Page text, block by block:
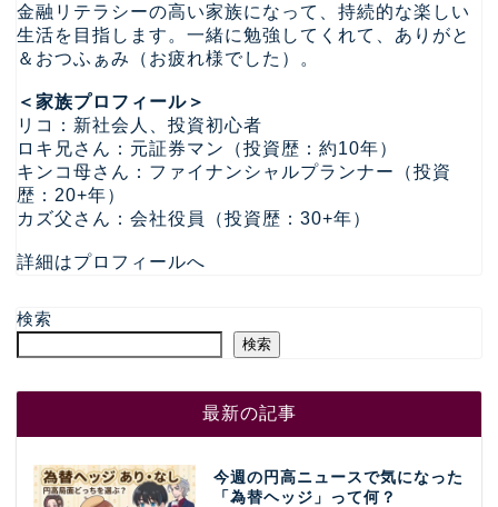
金融リテラシーの高い家族になって、持続的な楽しい
生活を目指します。一緒に勉強してくれて、ありがと
＆おつふぁみ（お疲れ様でした）。
＜家族プロフィール＞
リコ：新社会人、投資初心者
ロキ兄さん：元証券マン（投資歴：約10年）
キンコ母さん：ファイナンシャルプランナー（投資
歴：20+年）
カズ父さん：会社役員（投資歴：30+年）
詳細はプロフィールへ
検索
検索
最新の記事
今週の円高ニュースで気になった
「為替ヘッジ」って何？